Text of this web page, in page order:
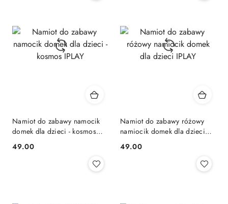
Namiot do zabawy namocik
domek dla dzieci - kosmos
Cena:
49.00
Namiot do zabawy różowy
namiocik domek dla dzieci
Cena:
49.00